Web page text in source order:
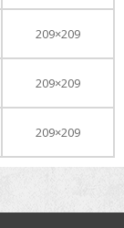
209×209
209×209
209×209